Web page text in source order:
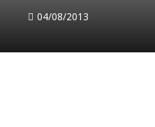
04/08/2013